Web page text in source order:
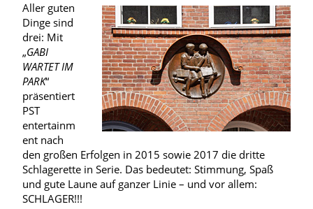
Aller guten
Dinge sind
drei: Mit
„GABI
WARTET IM
PARK“
präsentiert
PST
entertainm
ent nach
den großen Erfolgen in 2015 sowie 2017 die dritte
Schlagerette in Serie. Das bedeutet: Stimmung, Spaß
und gute Laune auf ganzer Linie – und vor allem:
SCHLAGER!!!